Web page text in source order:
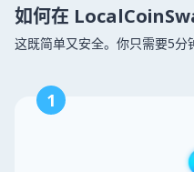
如何在
这既简单又安全。你只需要5分
1